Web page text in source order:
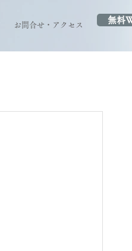
お問合せ・アクセス
無料